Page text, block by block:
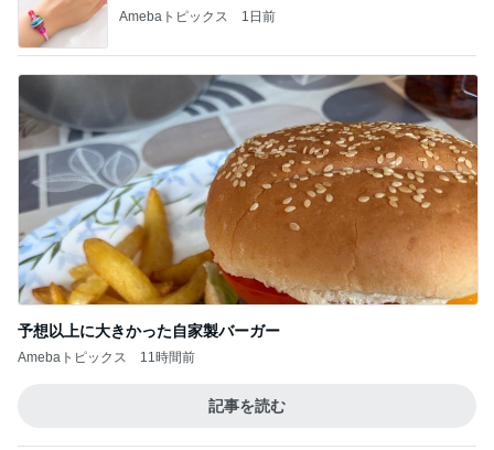
Amebaトピックス 1日前
予想以上に大きかった自家製バーガー
Amebaトピックス 11時間前
記事を読む